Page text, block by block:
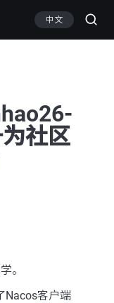
中文
社区
。
Nacos客户端